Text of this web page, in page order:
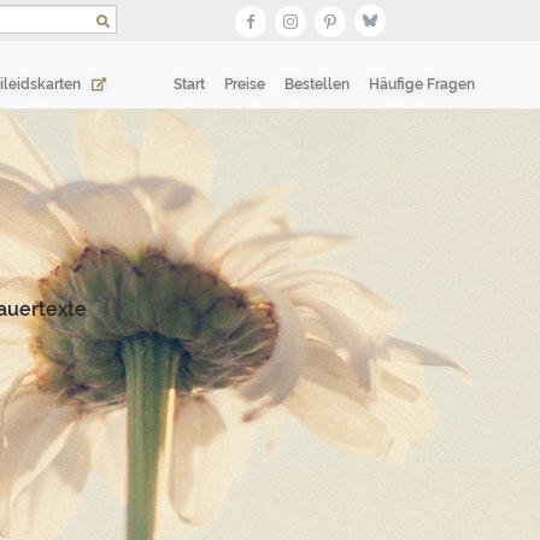
Start(current)
Preise(current)
Bestellen Häufige Fragen